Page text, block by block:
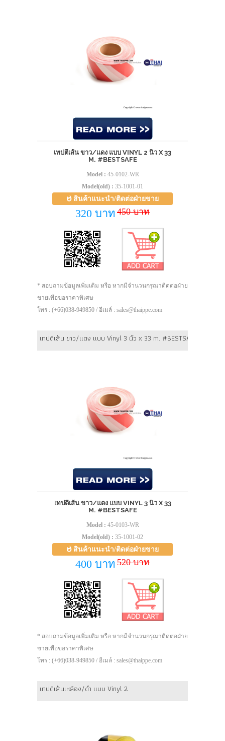
เทปตีเส้น ขาว/แดง แบบ VINYL 2 นิ้ว X 33
M. #BESTSAFE
Model : 45-0102-WR
Model(old) : 35-1001-01
สินค้าแนะนำ/ติดต่อฝ่ายขาย
320 บาท 450 บาท
* สอบถามข้อมูลเพิ่มเติม หรือ หากมีจำนวนกรุณาติดต่อฝ่าย
ขายเพื่อขอราคาพิเศษ
โทร : (+66)038-949850 / อีเมล์ : sales@thaippe.com
เทปตีเส้น ขาว/แดง แบบ Vinyl 3 นิ้ว x 33 m. #BESTSAFE
เทปตีเส้น ขาว/แดง แบบ VINYL 3 นิ้ว X 33
M. #BESTSAFE
Model : 45-0103-WR
Model(old) : 35-1001-02
สินค้าแนะนำ/ติดต่อฝ่ายขาย
400 บาท 520 บาท
* สอบถามข้อมูลเพิ่มเติม หรือ หากมีจำนวนกรุณาติดต่อฝ่าย
ขายเพื่อขอราคาพิเศษ
โทร : (+66)038-949850 / อีเมล์ : sales@thaippe.com
เทปตีเส้นเหลือง/ดำ แบบ Vinyl 2